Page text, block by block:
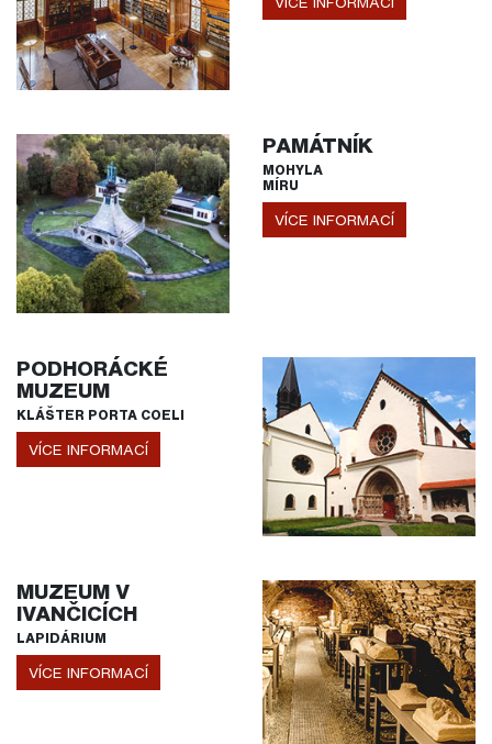
PAMÁTNÍK
MOHYLA
MÍRU
VÍCE INFORMACÍ
PODHORÁCKÉ
MUZEUM
KLÁŠTER PORTA COELI
VÍCE INFORMACÍ
MUZEUM V
IVANČICÍCH
LAPIDÁRIUM
VÍCE INFORMACÍ